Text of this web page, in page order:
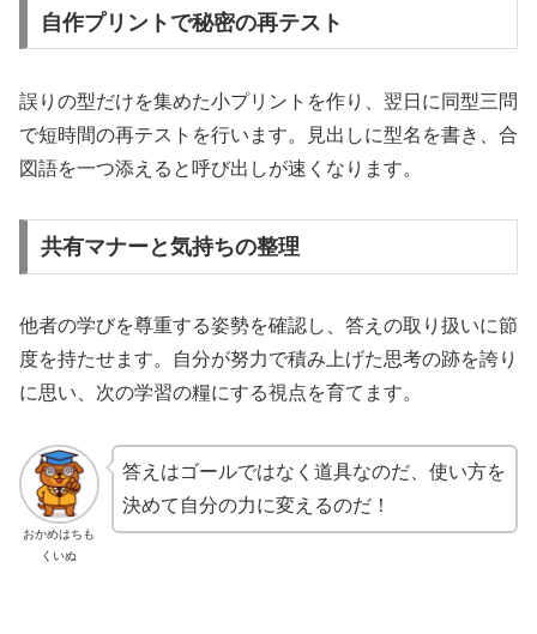
自作プリントで秘密の再テスト
誤りの型だけを集めた小プリントを作り、翌日に同型三問
で短時間の再テストを行います。見出しに型名を書き、合
図語を一つ添えると呼び出しが速くなります。
共有マナーと気持ちの整理
他者の学びを尊重する姿勢を確認し、答えの取り扱いに節
度を持たせます。自分が努力で積み上げた思考の跡を誇り
に思い、次の学習の糧にする視点を育てます。
おかめはちも
くいぬ
答えはゴールではなく道具なのだ、使い方を
決めて自分の力に変えるのだ！